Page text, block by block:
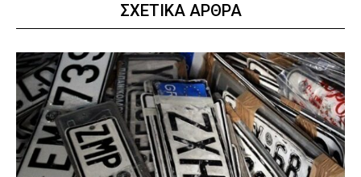
ΣΧΕΤΙΚΑ ΑΡΘΡΑ